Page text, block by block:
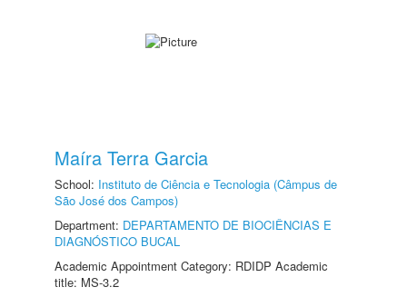
Maíra Terra Garcia
School: Instituto de Ciência e Tecnologia (Câmpus de
São José dos Campos)
Department: DEPARTAMENTO DE BIOCIÊNCIAS E
DIAGNÓSTICO BUCAL
Academic Appointment Category: RDIDP Academic
title: MS-3.2